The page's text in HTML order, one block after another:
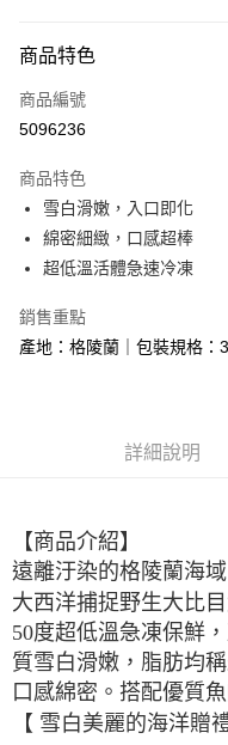
信用卡一次付款
LINE Pay
街口支付
悠遊付
大哥付你分期
流程，驗證手機門號後，選擇
消。如遇「轉專審核」未通過
法說明評估內容。
【繳款方式說明】
1.分期款項不併入電信帳單，
醒簡訊。
2.透過簡訊連結打開帳單後，
帳／街口支付／iPASS
【注意事項】
1.本服務係由「台灣大哥大股
【關於「AFTEE先享後付」】
１．簡單：不需註冊會員、不
２．便利：只要手機號碼，簡
３．安心：先確認商品／服務
【「AFTEE先享後付」結帳流
１．於結帳方式選擇「AFTEE
結帳頁面，進行簡訊認證並確
２．訂單成立數日內，您將收
３．收到繳費通知簡訊後14天
ATM／網路銀行／等多元方式
貨到付款
運送方式
全家冷凍超取(購買金額最
不適用此配送)
每筆NT$150，滿
7-11冷凍超取(預計3-5天)(
商品特色
商品編號
5096236
商品特色
雪白滑嫩，入口即化
綿密細緻，口感超棒
超低溫活體急速冷凍
銷售重點
產地：格陵蘭｜包裝規格：
詳細說明
【商品介紹】
遠離汙染的格陵蘭海
大西洋捕捉野生大比目
50度超低溫急凍保鮮
質雪白滑嫩，脂肪均
口感綿密。 搭配優質
【 雪白美麗的海洋贈禮